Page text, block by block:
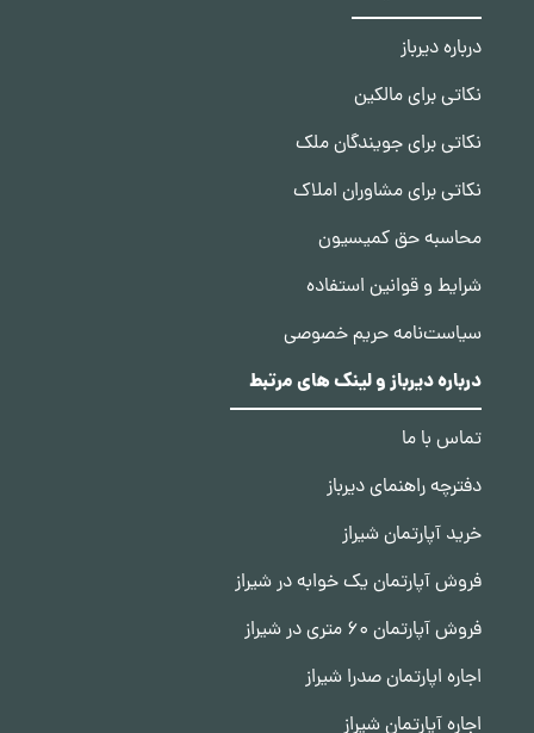
درباره دیرباز
نکاتی برای مالکین
نکاتی برای جویندگان ملک
نکاتی برای مشاوران املاک
محاسبه حق کمیسیون
شرایط و قوانین استفاده
سیاست‌نامه حریم خصوصی
درباره دیرباز و لینک های مرتبط
تماس با ما
دفترچه راهنمای دیرباز
خرید آپارتمان شیراز
فروش آپارتمان یک خوابه در شیراز
فروش آپارتمان 60 متری در شیراز
اجاره اپارتمان صدرا شیراز
اجاره آپارتمان شیراز